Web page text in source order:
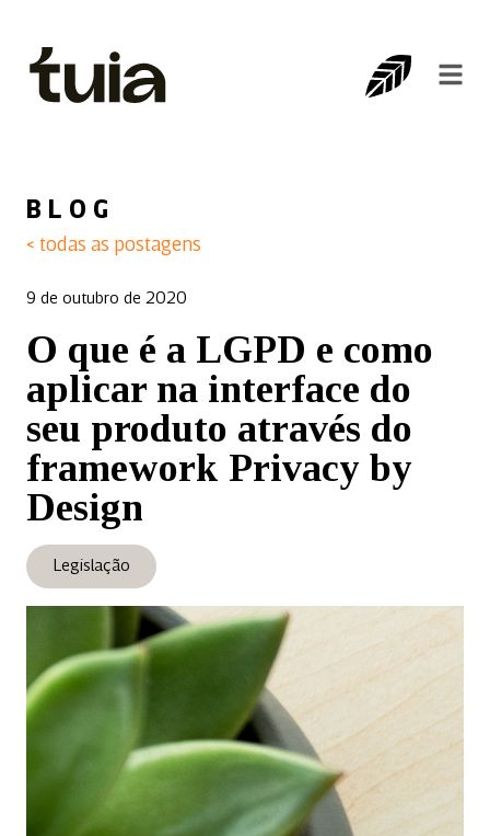
BLOG
< todas as postagens
9 de outubro de 2020
O que é a LGPD e como
aplicar na interface do
seu produto através do
framework Privacy by
Design
Legislação